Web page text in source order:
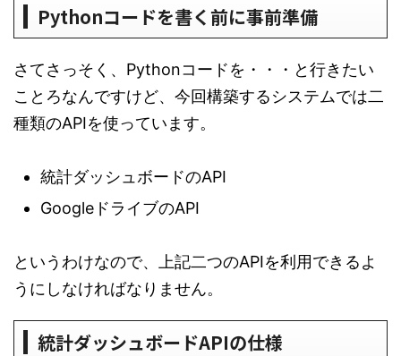
Pythonコードを書く前に事前準備
さてさっそく、Pythonコードを・・・と行きたい
ことろなんですけど、今回構築するシステムでは二
種類のAPIを使っています。
統計ダッシュボードのAPI
GoogleドライブのAPI
というわけなので、上記二つのAPIを利用できるよ
うにしなければなりません。
統計ダッシュボードAPIの仕様